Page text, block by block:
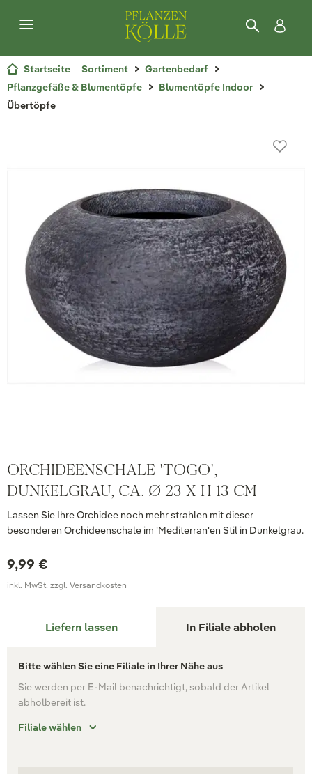
Startseite Sortiment
Gartenbedarf
Pflanzgefäße & Blumentöpfe
Blumentöpfe Indoor
Übertöpfe
ORCHIDEENSCHALE 'TOGO',
DUNKELGRAU, CA. Ø 23 X H 13 CM
Lassen Sie Ihre Orchidee noch mehr strahlen mit dieser
besonderen Orchideenschale im 'Mediterran'en Stil in Dunkelgrau.
9,99 €
inkl. MwSt. zzgl. Versandkosten
Liefern lassen In Filiale abholen
Bitte wählen Sie eine Filiale in Ihrer Nähe aus
Sie werden per E-Mail benachrichtigt, sobald der Artikel
abholbereit ist.
Filiale wählen